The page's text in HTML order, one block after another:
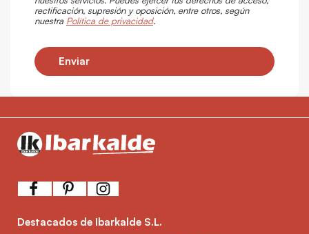
rectificación, supresión y oposición, entre otros, según
nuestra Política de privacidad.
Enviar
Destacados de Ibarkalde S.L.